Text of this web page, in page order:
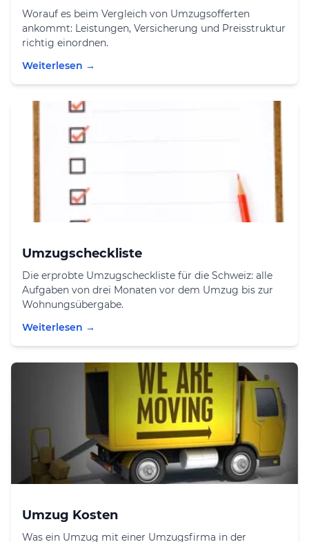
Worauf es beim Vergleich von Umzugsofferten
ankommt: Leistungen, Versicherung und Preisstruktur
richtig einordnen.
Weiterlesen →
Umzugscheckliste
Die erprobte Umzugscheckliste für die Schweiz: alle
Aufgaben von drei Monaten vor dem Umzug bis zur
Wohnungsübergabe.
Weiterlesen →
Umzug Kosten
Was ein Umzug mit einer Umzugsfirma in der